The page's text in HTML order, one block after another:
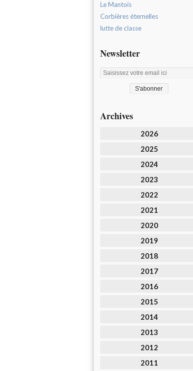
Le Mantois
Corbières éternelles
lutte de classe
Newsletter
Archives
2026
2025
2024
2023
2022
2021
2020
2019
2018
2017
2016
2015
2014
2013
2012
2011